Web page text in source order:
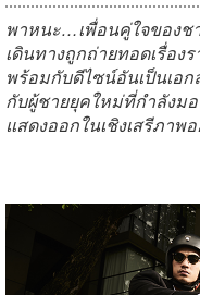
พาหนะ…เพื่อนคู่ใจของ
เดินทางถูกถ่ายทอดเรื่อง
พร้อมกับดีไซน์อันเป็นเอก
กับผู้ชายยุคใหม่ที่กำลังม
แสดงออกในเชิงเสรีภาพ